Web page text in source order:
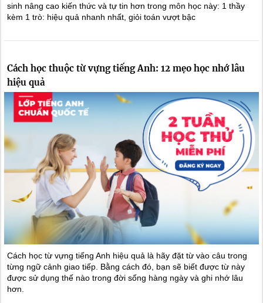
sinh nâng cao kiến thức và tự tin hơn trong môn học này: 1 thầy
kèm 1 trò: hiệu quả nhanh nhất, giỏi toán vượt bậc
Cách học thuộc từ vựng tiếng Anh: 12 mẹo học nhớ lâu
hiệu quả
Cách học từ vựng tiếng Anh hiệu quả là hãy đặt từ vào câu trong
từng ngữ cảnh giao tiếp. Bằng cách đó, bạn sẽ biết được từ này
được sử dụng thế nào trong đời sống hàng ngày và ghi nhớ lâu
hơn.